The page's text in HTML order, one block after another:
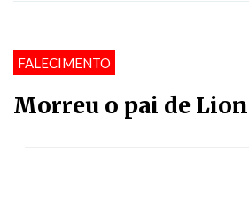
FALECIMENTO
Morreu o pai de